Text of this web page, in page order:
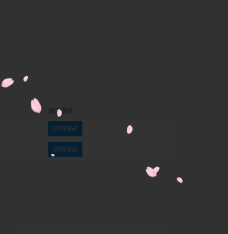
接口测试
调用测试
调用测试